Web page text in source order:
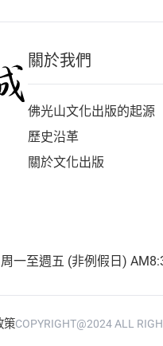
關於我們
佛光山文化出版的起源
歷史沿革
關於文化出版
一至週五 (非例假日)
策COPYRIGHT@2024 ALL